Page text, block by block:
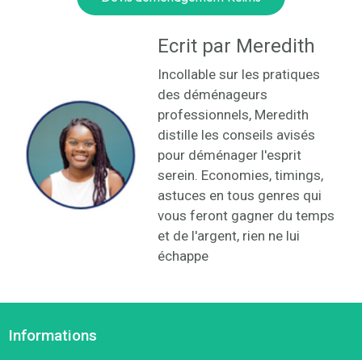
Ecrit par Meredith
Incollable sur les pratiques
des déménageurs
professionnels, Meredith
distille les conseils avisés
pour déménager l'esprit
serein. Economies, timings,
astuces en tous genres qui
vous feront gagner du temps
et de l'argent, rien ne lui
échappe
Informations